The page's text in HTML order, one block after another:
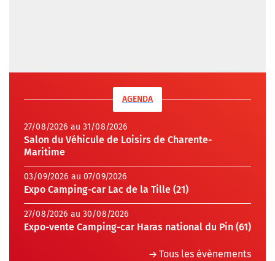
AGENDA
27/08/2026 au 31/08/2026
Salon du Véhicule de Loisirs de Charente-
Maritime
03/09/2026 au 07/09/2026
Expo Camping-car Lac de la Tille (21)
27/08/2026 au 30/08/2026
Expo-vente Camping-car Haras national du Pin (61)
Tous les évènements